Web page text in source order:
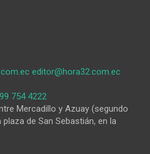
editor@hora32.com.ec
754 4222
Mercadillo y Azuay (segundo
de San Sebastián, en la